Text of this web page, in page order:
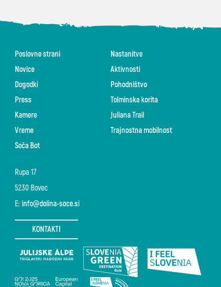
Rupa 17
5230 Bovec
E: info@dolina-soce.si
KONTAKTI
Poslovne strani
Novice
Dogodki
Press
Kamere
Vreme
Soča Bot
Nastanitve
Aktivnosti
Pohodništvo
Tolminska korita
Juliana Trail
Trajnostna mobilnost